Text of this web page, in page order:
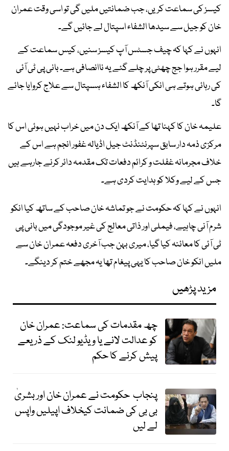
کیسز کی سماعت کریں، جب ضمانتیں ملیں گی تو اسی وقت عمران
خان کو جیل سے سیدھا الشفاء اسپتال لے جائیں گے۔
انہوں نے کہا کہ چیف جسٹس آپ کیسز سنیں، کیس سماعت کے
لیے مقرر ہوا جج چھٹی پر چلے گئے یہ ناانصافی ہے۔ بانی پی ٹی آئی
کی رہائی ہوتے ہی انکی آنکھ کا الشفاء ہسپتال سے علاج کروایا جائے
گا۔
علیمہ خان کا کہنا تھا کے آنکھ ایک دن میں خراب نہیں ہوئی اس کا
مرکزی ذمہ دار سابق سپرنٹنڈنٹ جیل اڈیالہ غفور انجم ہے اس کے
خلاف مجرمانہ غفلت و کرائم دفعات تک مقدمہ دائر کرنے جارہے ہیں
جس کے لیے وکلا کو ہدایت کردی ہے۔
انہوں نے کہا کہ حکومت نے جو تماشہ خان صاحب کے ساتھ کیا انکو
شرم آنی چاہیے، فیملی اور ذاتی معالج کی غیر موجودگی میں بانی پی
ٹی آئی کا معائنہ کیا گیا، میری بہن جب آخری دفعہ عمران خان سے
ملیں انکو خان صاحب کا یہی پیغام تھا یہ مجھے ختم کر دینگے۔
مزید پڑھیں
چھ مقدمات کی سماعت: عمران خان
کو عدالت لانے یا ویڈیو لنک کے ذریعے
پیش کرنے کا حکم
پنجاب حکومت نے عمران خان اور بشریٰ
بی بی کی ضمانت کیخلاف اپیلیں واپس
لے لیں